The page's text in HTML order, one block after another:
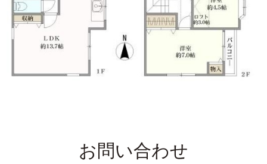
お問い合わせ